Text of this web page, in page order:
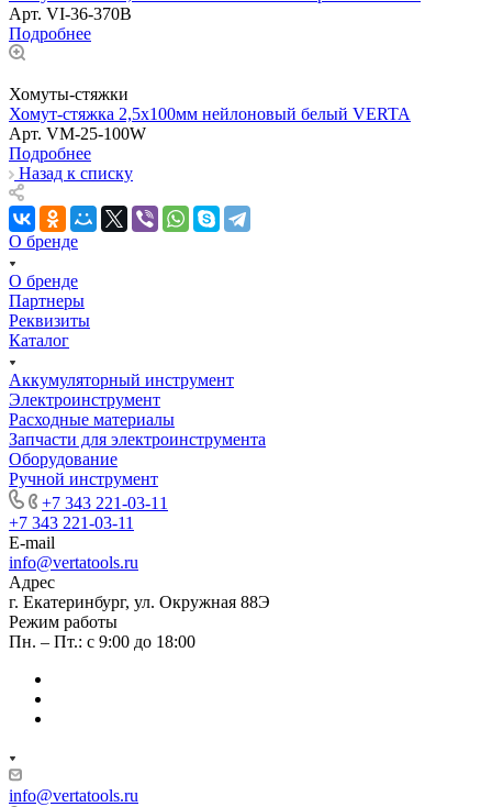
Арт. VI-36-370B
Подробнее
Хомуты-стяжки
Хомут-стяжка 2,5х100мм нейлоновый белый VERTA
Арт. VM-25-100W
Подробнее
Назад к списку
О бренде
О бренде
Партнеры
Реквизиты
Каталог
Аккумуляторный инструмент
Электроинструмент
Расходные материалы
Запчасти для электроинструмента
Оборудование
Ручной инструмент
+7 343 221-03-11
+7 343 221-03-11
E-mail
info@vertatools.ru
Адрес
г. Екатеринбург, ул. Окружная 88Э
Режим работы
Пн. – Пт.: с 9:00 до 18:00
info@vertatools.ru